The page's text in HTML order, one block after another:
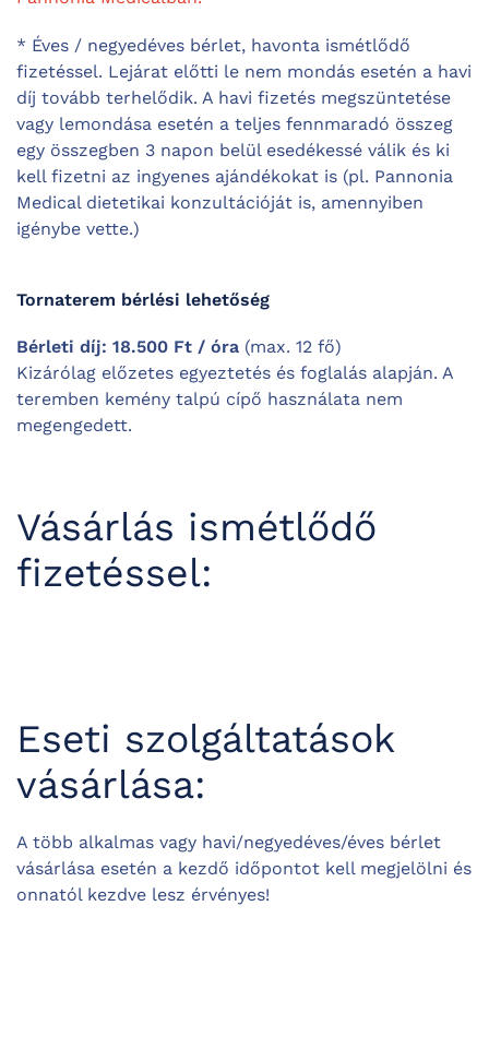
* Éves / negyedéves bérlet, havonta ismétlődő
fizetéssel. Lejárat előtti le nem mondás esetén a havi
díj tovább terhelődik. A havi fizetés megszüntetése
vagy lemondása esetén a teljes fennmaradó összeg
egy összegben 3 napon belül esedékessé válik és ki
kell fizetni az ingyenes ajándékokat is (pl. Pannonia
Medical dietetikai konzultációját is, amennyiben
igénybe vette.)
Tornaterem bérlési lehetőség
Bérleti díj: 18.500 Ft / óra (max. 12 fő)
Kizárólag előzetes egyeztetés és foglalás alapján. A
teremben kemény talpú cípő használata nem
megengedett.
Vásárlás ismétlődő
fizetéssel:
Eseti szolgáltatások
vásárlása:
A több alkalmas vagy havi/negyedéves/éves bérlet
vásárlása esetén a kezdő időpontot kell megjelölni és
onnatól kezdve lesz érvényes!